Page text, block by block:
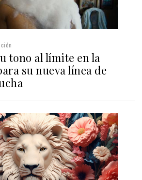
tono al límite en la
su nueva línea de